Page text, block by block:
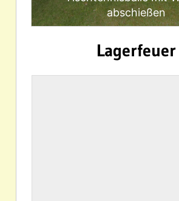
abschießen
Lagerfeuer